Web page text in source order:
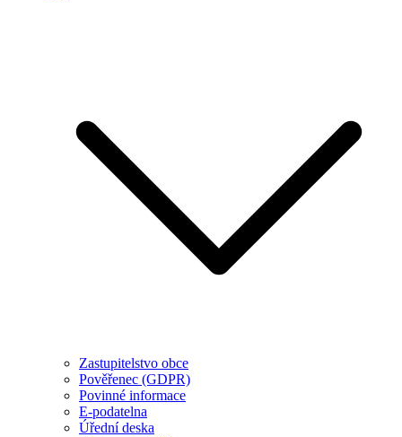
Zastupitelstvo obce
Pověřenec (GDPR)
Povinné informace
E-podatelna
Úřední deska